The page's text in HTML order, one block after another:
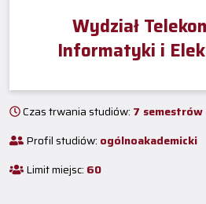
Wydział
Informatyki i
Czas trwania studiów: 7 semestrów
Profil studiów: ogólnoakademicki
Limit miejsc: 60